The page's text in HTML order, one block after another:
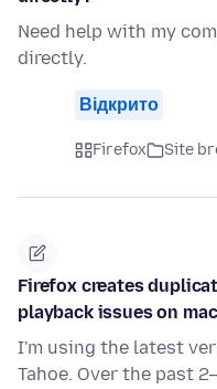
Need help with my
directly.
Відкрито
Firefox Site
Firefox creates
playback issues on
I'm using the latest
Tahoe. Over the past